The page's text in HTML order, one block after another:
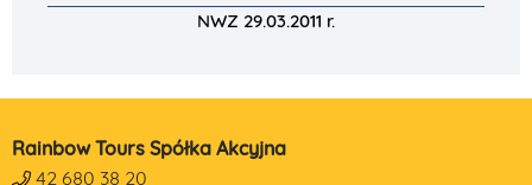
NWZ 29.03.2011 r.
Rainbow Tours Spółka Akcyjna
42 680 38 20